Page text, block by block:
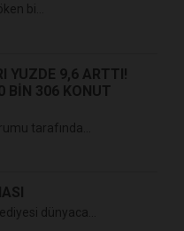
bi...
YÜZDE 9,6 ARTTI!
BIN 306 KONUT
tarafında...
dünyaca...